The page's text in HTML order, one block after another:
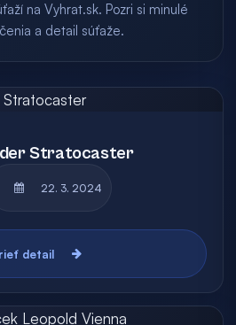
na Vyhrat.sk. Pozri si minulé
a detail súťaže.
Stratocaster
22. 3. 2024
detail